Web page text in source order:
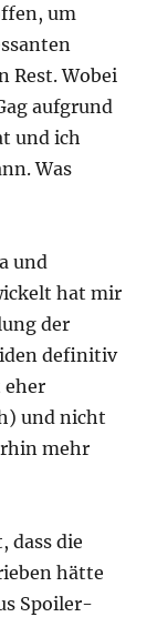
um
Rest. Wobei
aufgrund
und ich
Was
und
hat mir
der
definitiv
eher
und nicht
mehr
dass die
hätte
Spoiler-